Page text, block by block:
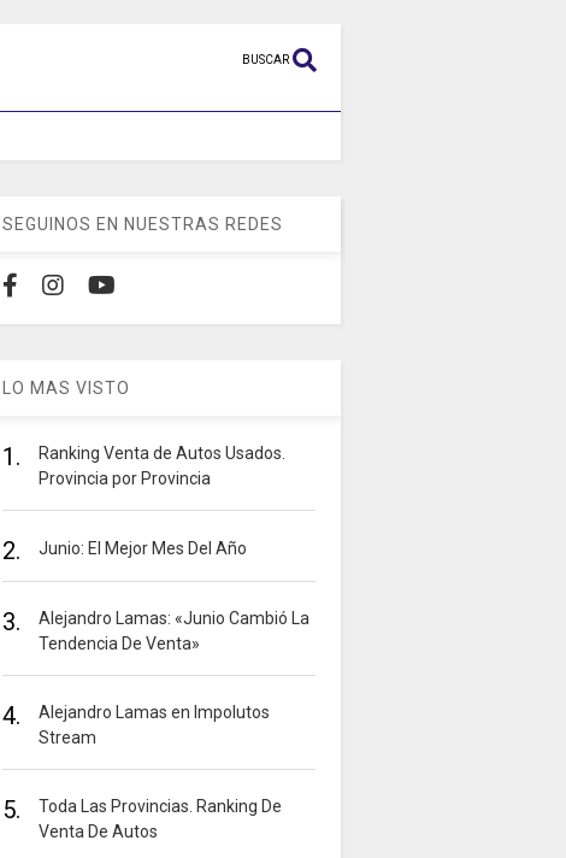
BUSCAR
SEGUINOS EN NUESTRAS REDES
LO MAS VISTO
1.
Ranking Venta de Autos Usados.
Provincia por Provincia
2. Junio: El Mejor Mes Del Año
3.
Alejandro Lamas: «Junio Cambió La
Tendencia De Venta»
4.
Alejandro Lamas en Impolutos
Stream
5.
Toda Las Provincias. Ranking De
Venta De Autos